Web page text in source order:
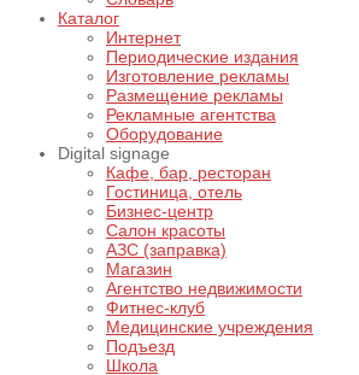
Каталог
Интернет
Периодические издания
Изготовление рекламы
Размещение рекламы
Рекламные агентства
Оборудование
Digital signage
Кафе, бар, ресторан
Гостиница, отель
Бизнес-центр
Салон красоты
АЗС (заправка)
Магазин
Агентство недвижимости
Фитнес-клуб
Медицинские учреждения
Подъезд
Школа